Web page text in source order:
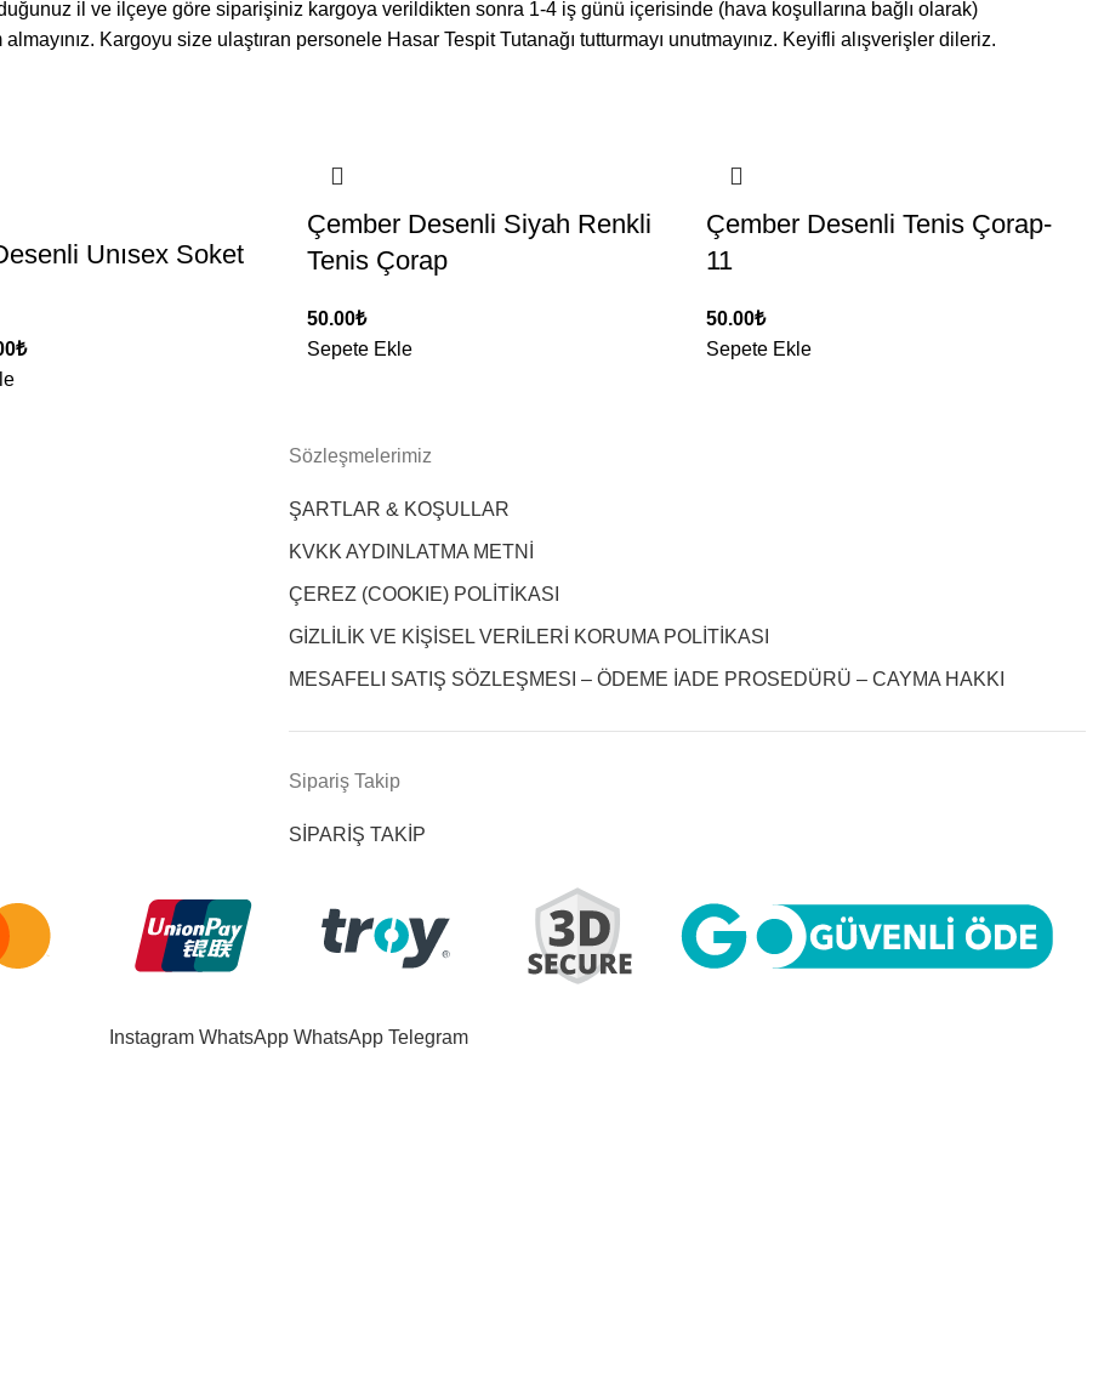
il ve ilçeye göre siparişiniz kargoya verildikten sonra 1-4 iş günü içerisinde (hava koşullarına bağlı olarak)
Kargoyu size ulaştıran personele Hasar Tespit Tutanağı tutturmayı unutmayınız. Keyifli alışverişler dileriz.
Unısex Soket
₺
Çember Desenli Siyah Renkli
Tenis Çorap
50.00₺
Sepete Ekle
Çember Desenli Tenis Çorap-
11
50.00₺
Sepete Ekle
Sözleşmelerimiz
ŞARTLAR & KOŞULLAR
KVKK AYDINLATMA METNİ
ÇEREZ (COOKIE) POLİTİKASI
GİZLİLİK VE KİŞİSEL VERİLERİ KORUMA POLİTİKASI
MESAFELI SATIŞ SÖZLEŞMESI – ÖDEME İADE PROSEDÜRÜ – CAYMA HAKKI
Sipariş Takip
SİPARİŞ TAKİP
Instagram WhatsApp WhatsApp Telegram